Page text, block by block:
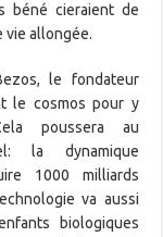
béné cieraient de
vie allongée.
le fondateur
le cosmos pour y
poussera au
la dynamique
1000 milliards
va aussi
biologiques